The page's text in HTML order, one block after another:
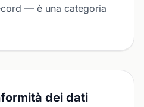
— è una categoria
dei dati